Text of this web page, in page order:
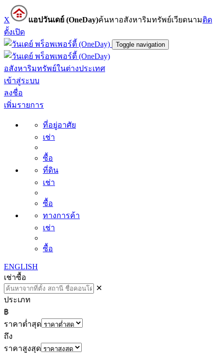
X แอปวันเดย์ (OneDay)ค้นหาอสังหาริมทรัพย์เวียดนามติด
ตั้งเปิด
Toggle navigation
อสังหาริมทรัพย์ในต่างประเทศ
เข้าสู่ระบบ
ลงชื่อ
เพิ่มรายการ
ที่อยู่อาศัย
เช่า
ซื้อ
ที่ดิน
เช่า
ซื้อ
ทางการค้า
เช่า
ซื้อ
ENGLISH
เช่าซื้อ
✕
ประเภท
฿
ราคาต่ำสุด
ถึง
ราคาสูงสุด